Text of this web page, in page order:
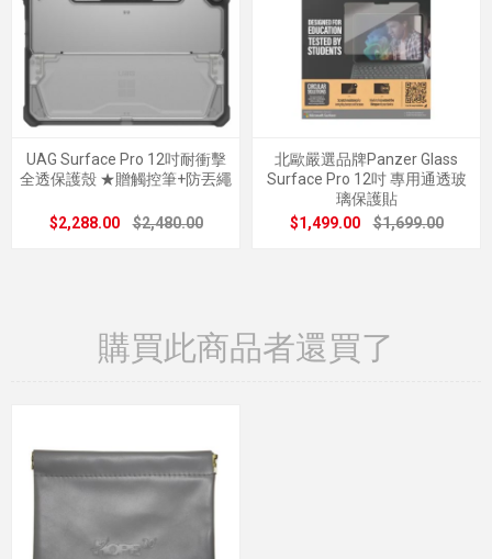
UAG Surface Pro 12吋耐衝擊
全透保護殼 ★贈觸控筆+防丟繩
$2,288.00 $2,480.00
北歐嚴選品牌Panzer Glass
Surface Pro 12吋 專用通透玻
璃保護貼
$1,499.00
$1,699.00
購買此商品者還買了